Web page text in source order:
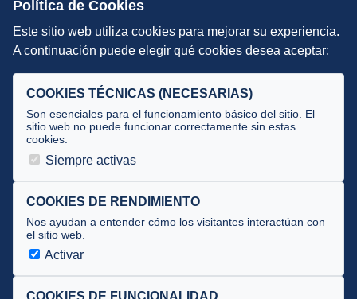
DIRECCIÓN TÉCNICA
Selecciones
Tecnificación
JUECES Y OFICIALES
Documentos
Cursos
Circulares oficiales
Convocatorias y Equipaciones
Política de Cookies
Este sitio web utiliza cookies para mejorar su experiencia.
A continuación puede elegir qué cookies desea aceptar:
COOKIES TÉCNICAS (NECESARIAS)
Son esenciales para el funcionamiento básico del sitio. El
sitio web no puede funcionar correctamente sin estas
cookies.
Siempre activas
COOKIES DE RENDIMIENTO
Nos ayudan a entender cómo los visitantes interactúan con
el sitio web.
Activar
COOKIES DE FUNCIONALIDAD